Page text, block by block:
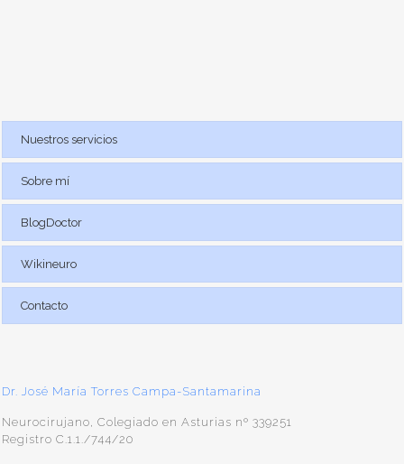
Nuestros servicios
Sobre mí
BlogDoctor
Wikineuro
Contacto
Dr. José María Torres Campa-Santamarina
Neurocirujano, Colegiado en Asturias nº 339251
Registro C.1.1./744/20